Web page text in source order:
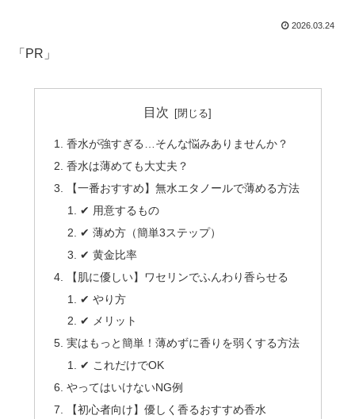
2026.03.24
「PR」
目次
香水が強すぎる…そんな悩みありませんか？
香水は薄めても大丈夫？
【一番おすすめ】無水エタノールで薄める方法
✔ 用意するもの
✔ 薄め方（簡単3ステップ）
✔ 黄金比率
【肌に優しい】ワセリンでふんわり香らせる
✔ やり方
✔ メリット
実はもっと簡単！薄めずに香りを弱くする方法
✔ これだけでOK
やってはいけないNG例
【初心者向け】優しく香るおすすめ香水